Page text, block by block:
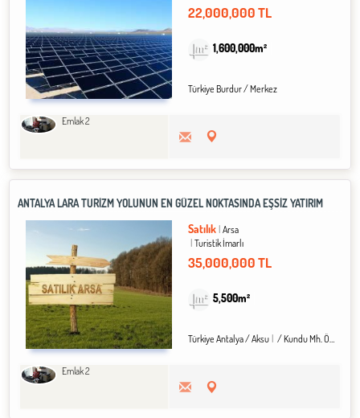
22,000,000 TL
1,600,000m²
Türkiye Burdur / Merkez
Emlak 2
ANTALYA LARA TURIZM YOLUNUN EN GÜZEL NOKTASINDA EŞSİZ YATIRIM
Satılık Arsa
Turistik İmarlı
35,000,000 TL
5,500m²
Türkiye Antalya / Aksu / Kundu Mh. Özlü Köyü
Emlak 2